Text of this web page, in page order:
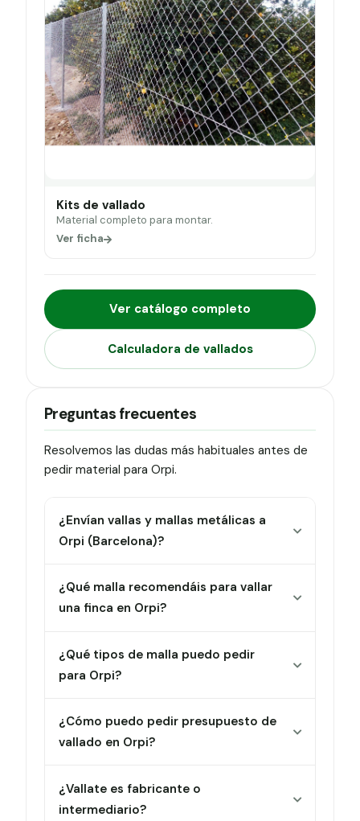
Kits de vallado
Material completo para montar.
Ver ficha
Ver catálogo completo
Calculadora de vallados
Preguntas frecuentes
Resolvemos las dudas más habituales antes de
pedir material para Orpi.
¿Envían vallas y mallas metálicas a
Orpi (Barcelona)?
¿Qué malla recomendáis para vallar
una finca en Orpi?
¿Qué tipos de malla puedo pedir
para Orpi?
¿Cómo puedo pedir presupuesto de
vallado en Orpi?
¿Vallate es fabricante o
intermediario?